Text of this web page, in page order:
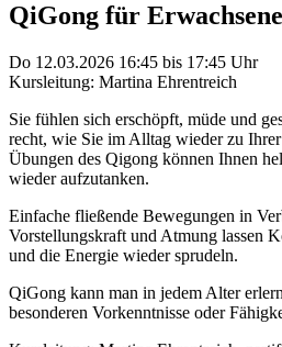
QiGong für Erwachsene
Do 12.03.2026 16:45 bis 17:45 Uhr
Kursleitung: Martina Ehrentreich
Sie fühlen sich erschöpft, müde und
recht, wie Sie im Alltag wieder zu
Übungen des Qigong können Ihnen
wieder aufzutanken.
Einfache fließende Bewegungen in
Vorstellungskraft und Atmung lassen
und die Energie wieder sprudeln.
QiGong kann man in jedem Alter
besonderen Vorkenntnisse oder